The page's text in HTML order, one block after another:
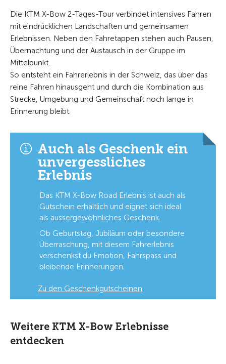
Die KTM X-Bow 2-Tages-Tour verbindet intensives Fahren
mit eindrücklichen Landschaften und gemeinsamen
Erlebnissen. Neben den Fahretappen stehen auch Pausen,
Übernachtung und der Austausch in der Gruppe im
Mittelpunkt.
So entsteht ein Fahrerlebnis in der Schweiz, das über das
reine Fahren hinausgeht und durch die Kombination aus
Strecke, Umgebung und Gemeinschaft noch lange in
Erinnerung bleibt.
Auch als Geschenk ein
unvergessliches
Erlebnis
Das KTM X-Bow Road Erlebnis ist auch als
Gutschein erhältlich und eignet sich ideal
als aussergewöhnliches Geschenk.
Ob Geburtstag, Jubiläum oder besondere
Überraschung, mit diesem Fahrerlebnis
verschenkst du Emotion, Fahrspass und
bleibende Erinnerungen.
Zu den Geschenkgutscheinen
Weitere KTM X-Bow Erlebnisse
entdecken